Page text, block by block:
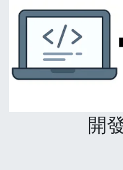
開